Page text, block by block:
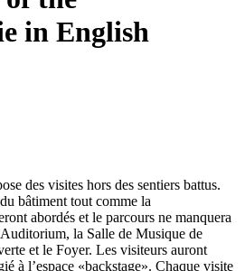
in English
des visites hors des sentiers battus.
bâtiment tout comme la
abordés et le parcours ne manquera
la Salle de Musique de
et le Foyer. Les visiteurs auront
à l’espace «backstage». Chaque visite